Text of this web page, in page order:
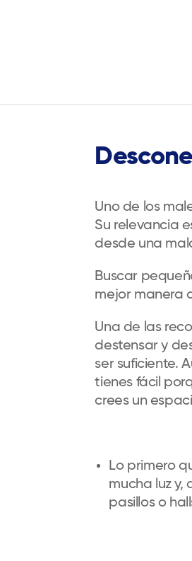
Uno de los
Su relevancia
desde una
Buscar
mejor manera
Una de las
destensar y
ser suficiente.
tienes fácil
crees un
Lo primero
mucha luz
pasillos o